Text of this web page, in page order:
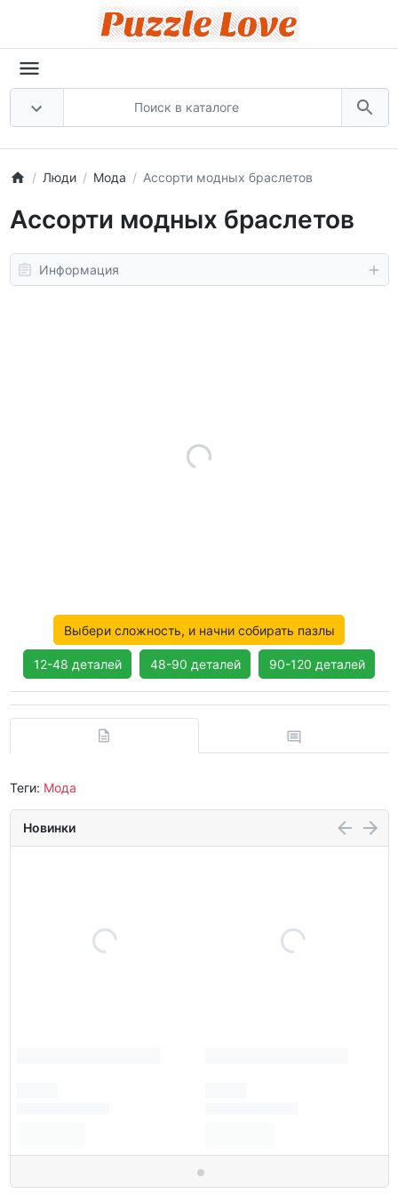
Люди Мода Ассорти модных браслетов
Ассорти модных браслетов
Информация
Выбери сложность, и начни собирать пазлы
12-48 деталей 48-90 деталей 90-120 деталей
Теги: Мода
Новинки